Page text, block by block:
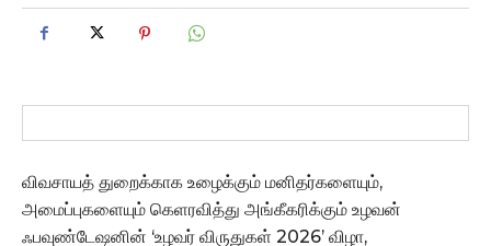
விவசாயத் துறைக்காக உழைக்கும் மனிதர்களையும்,
அமைப்புகளையும் கெளரவித்து அங்கீகரிக்கும் உழவன்
ஃபவுண்டேஷனின் ‘உழவர் விருதுகள் 2026’ விழா,